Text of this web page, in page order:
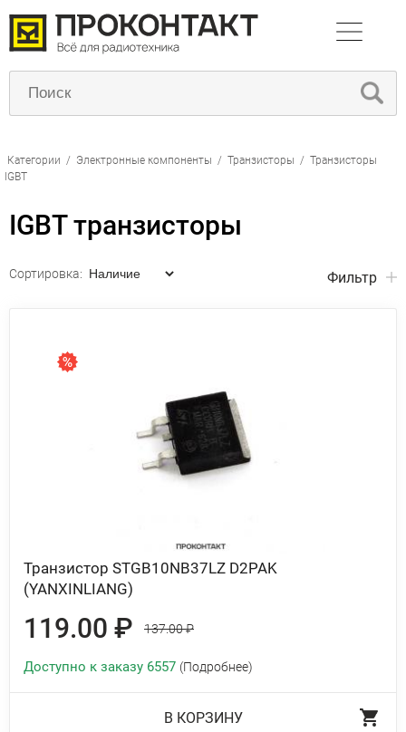
Категории / Электронные компоненты / Транзисторы / Транзисторы
IGBT
IGBT транзисторы
Сортировка: Фильтр
Транзистор STGB10NB37LZ D2PAK
(YANXINLIANG)
119.00 ₽ 137.00 ₽
Доступно к заказу 6557 (Подробнее)
В КОРЗИНУ